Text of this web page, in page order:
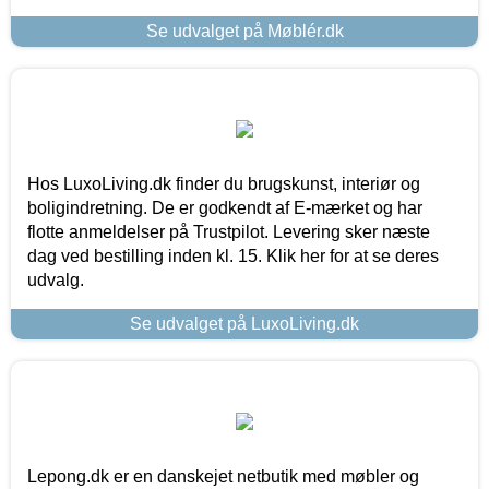
Se udvalget på Møblér.dk
Hos LuxoLiving.dk finder du brugskunst, interiør og
boligindretning. De er godkendt af E-mærket og har
flotte anmeldelser på Trustpilot. Levering sker næste
dag ved bestilling inden kl. 15. Klik her for at se deres
udvalg.
Se udvalget på LuxoLiving.dk
Lepong.dk er en danskejet netbutik med møbler og